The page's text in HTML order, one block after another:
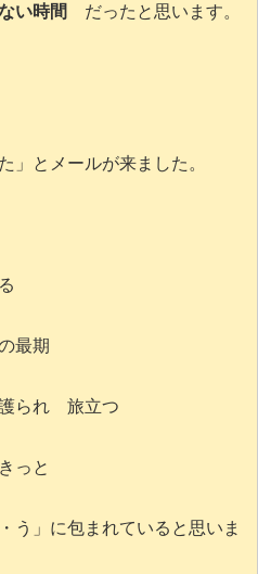
い時間 だったと思います。
とメールが来ました。
最期
られ 旅立つ
っと
う」に包まれていると思いま